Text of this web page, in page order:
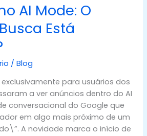
AI Mode: O
Está
/Blog
para usuários dos
a ver anúncios dentro do AI
conversacional do Google que
em algo mais próximo de um
A novidade marca o início de